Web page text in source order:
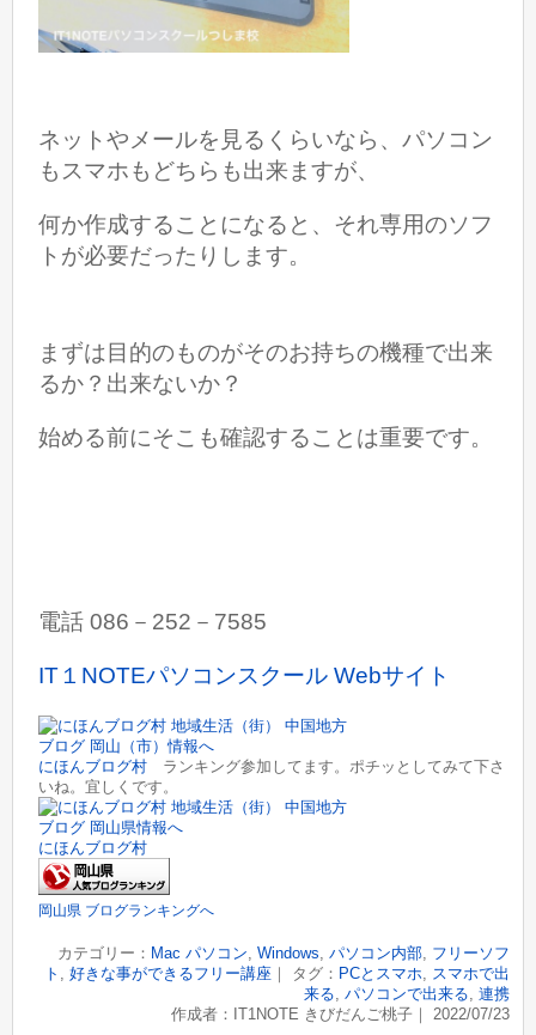
ネットやメールを見るくらいなら、パソコン
もスマホもどちらも出来ますが、
何か作成することになると、それ専用のソフ
トが必要だったりします。
まずは目的のものがそのお持ちの機種で出来
るか？出来ないか？
始める前にそこも確認することは重要です。
電話 086－252－7585
IT１NOTEパソコンスクール Webサイト
にほんブログ村 ランキング参加してます。ポチッとしてみて下さ
いね。宜しくです。
にほんブログ村
岡山県 ブログランキングへ
カテゴリー： Mac パソコン Windows パソコン内部, フリーソフ
ト
好きな事ができるフリー講座｜ タグ： PCとスマホ
スマホで出
来る パソコンで出来る 連携
作成者：IT1NOTE きびだんご桃子｜ 2022/07/23